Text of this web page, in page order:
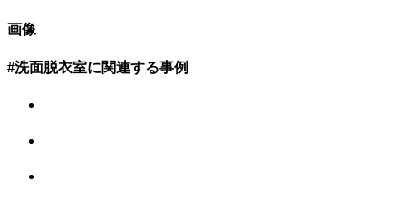
画像
#洗面脱衣室に関連する事例